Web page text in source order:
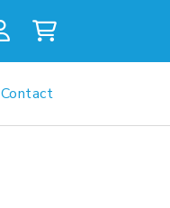
Contact